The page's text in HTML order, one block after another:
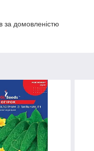
за домовленістю